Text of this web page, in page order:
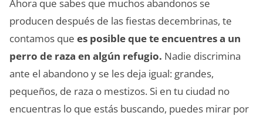
Ahora que sabes que muchos abandonos se
producen después de las fiestas decembrinas, te
contamos que es posible que te encuentres a un
perro de raza en algún refugio. Nadie discrimina
ante el abandono y se les deja igual: grandes,
pequeños, de raza o mestizos. Si en tu ciudad no
encuentras lo que estás buscando, puedes mirar por